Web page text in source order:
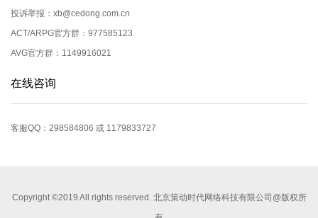
投诉举报：xb@cedong.com.cn
ACT/ARPG官方群：977585123
AVG官方群：1149916021
在线咨询
客服QQ：298584806 或 1179833727
Copyright ©2019 All rights reserved. 北京策动时代网络科技有限公司@版权所